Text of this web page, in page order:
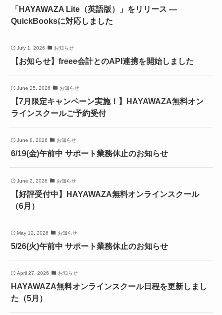
「HAYAWAZA Lite（英語版）」をリリース ―
QuickBooksに対応しました
July 1, 2026 お知らせ
【お知らせ】freee会計とのAPI連携を開始しました
June 25, 2026 お知らせ
【7月限定キャンペーン実施！】HAYAWAZA無料オン
ラインスクールご予約受付
June 8, 2026 お知らせ
6/19(金)午前中 サポート業務休止のお知らせ
June 2, 2026 お知らせ
【好評受付中】HAYAWAZA無料オンラインスクール
（6月）
May 12, 2026 お知らせ
5/26(火)午前中 サポート業務休止のお知らせ
April 27, 2026 お知らせ
HAYAWAZA無料オンラインスクール日程を更新しまし
た（5月）